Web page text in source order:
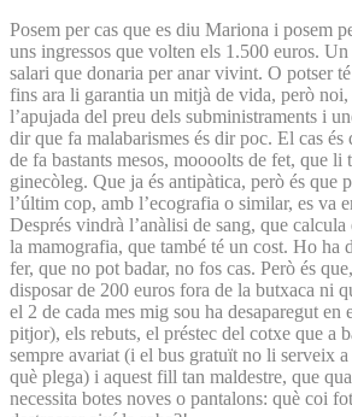
Posem per cas que es diu Mariona i posem
uns ingressos que volten els 1.500 euros.
salari que donaria per anar vivint. O potser
fins ara li garantia un mitjà de vida, però noi,
l’apujada del preu dels subministraments i
dir que fa malabarismes és dir poc. El cas és
de fa bastants mesos, moooolts de fet, que li
ginecòleg. Que ja és antipàtica, però és que
l’últim cop, amb l’ecografia o similar, es va
Després vindrà l’anàlisi de sang, que
la mamografia, que també té un cost. Ho ha
fer, que no pot badar, no fos cas. Però és
disposar de 200 euros fora de la butxaca ni
el 2 de cada mes mig sou ha desaparegut
pitjor), els rebuts, el préstec del cotxe que a
sempre avariat (i el bus gratuït no li serveix
què plega) i aquest fill tan maldestre, que
necessita botes noves o pantalons: què coi